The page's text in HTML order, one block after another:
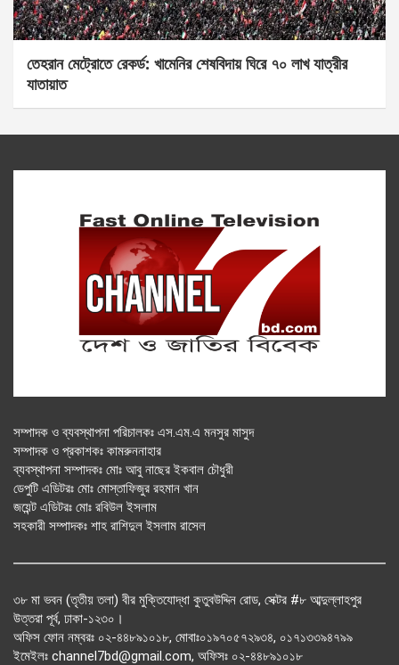
তেহরান মেট্রোতে রেকর্ড: খামেনির শেষবিদায় ঘিরে ৭০ লাখ যাত্রীর
যাতায়াত
সম্পাদক ও ব্যবস্থাপনা পরিচালকঃ এস.এম.এ মনসুর মাসুদ
সম্পাদক ও প্রকাশকঃ কামরুননাহার
ব্যবস্থাপনা সম্পাদকঃ মোঃ আবু নাছের ইকবাল চৌধুরী
ডেপুটি এডিটরঃ মোঃ মোস্তাফিজুর রহমান খান
জয়েন্ট এডিটরঃ মোঃ রবিউল ইসলাম
সহকারী সম্পাদকঃ শাহ রাশিদুল ইসলাম রাসেল
৩৮ মা ভবন (তৃতীয় তলা) বীর মুক্তিযোদ্ধা কুতুবউদ্দিন রোড, সেক্টর #৮ আব্দুল্লাহপুর
উত্তরা পূর্ব, ঢাকা-১২৩০।
অফিস ফোন নম্বরঃ ০২-৪৪৮৯১০১৮, মোবাঃ০১৯৭০৫৭২৯৩৪, ০১৭১৩৩৯৪৭৯৯
ইমেইলঃ channel7bd@gmail.com, অফিসঃ ০২-৪৪৮৯১০১৮